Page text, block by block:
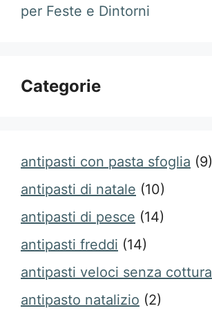
per Feste e Dintorni
Categorie
antipasti con pasta sfoglia (9)
antipasti di natale (10)
antipasti di pesce (14)
antipasti freddi (14)
antipasti veloci senza cottura
antipasto natalizio (2)